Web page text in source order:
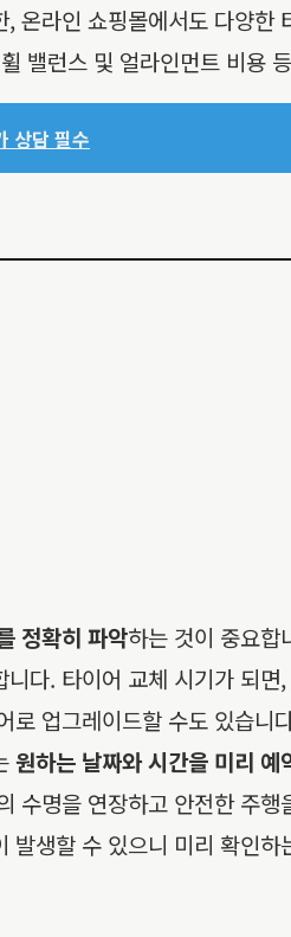
라인 쇼핑몰에서도 다양
밸런스 및 얼라인먼트 비용
상담 필수
정확히 파악하는 것이 중요합
다. 타이어 교체 시기가 되면,
업그레이드할 수도 있습
원하는 날짜와 시간을 미리 예
수명을 연장하고 안전한 주
생할 수 있으니 미리 확인하